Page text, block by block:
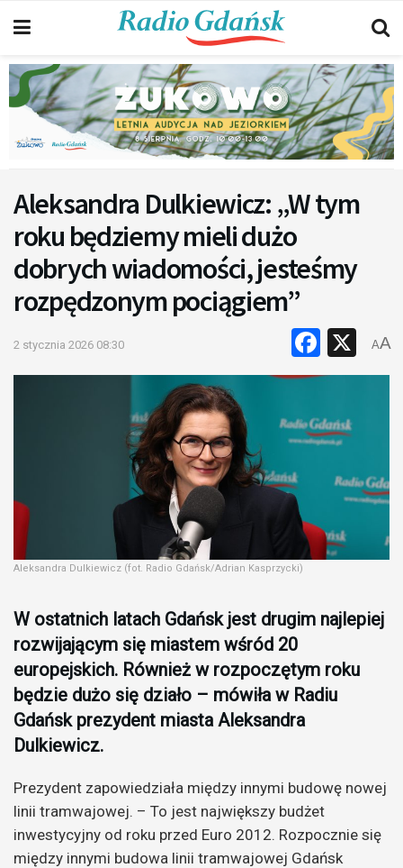
Aleksandra Dulkiewicz: „W tym
roku będziemy mieli dużo
dobrych wiadomości, jesteśmy
rozpędzonym pociągiem”
2 stycznia 2026 08:30 X
AA
Aleksandra Dulkiewicz (fot. Radio Gdańsk/Adrian Kasprzycki)
W ostatnich latach Gdańsk jest drugim najlepiej
rozwijającym się miastem wśród 20
europejskich. Również w rozpoczętym roku
będzie dużo się działo – mówiła w Radiu
Gdańsk prezydent miasta Aleksandra
Dulkiewicz.
Prezydent zapowiedziała między innymi budowę nowej
linii tramwajowej. – To jest największy budżet
inwestycyjny od roku przed Euro 2012. Rozpocznie się
między innymi budowa linii tramwajowej Gdańsk